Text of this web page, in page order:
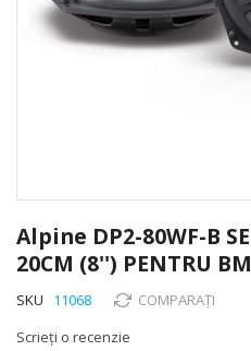
to
the
beginning
of
images
Alpine DP2-80WF-B
20CM (8'') PENTRU
SKU 11068
COMPARAȚI
Scrieți o recenzie